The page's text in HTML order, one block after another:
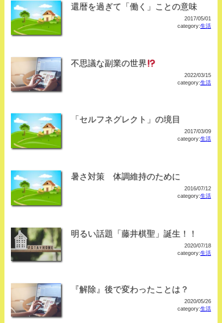
還暦を過ぎて「働く」ことの意味
2017/05/01
category:生活
不思議な副業の世界
2022/03/15
category:生活
「セルフネグレクト」の境目
2017/03/09
category:生活
暑さ対策 体調維持のために
2016/07/12
category:生活
明るい話題「藤井棋聖」誕生！！
2020/07/18
category:生活
『解除』後で変わったことは？
2020/05/26
category:生活